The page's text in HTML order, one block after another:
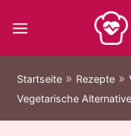
Inhalt
Startseite » Rezepte »
Vegetarische